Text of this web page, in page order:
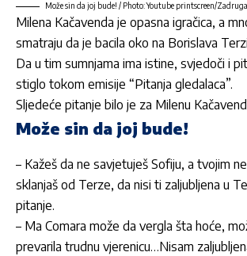
Može sin da joj bude! / Photo: Youtube printscreen/Zadruga
Milena Kačavenda je opasna igračica, a
smatraju da je bacila oko na Borislava
Da u tim sumnjama ima istine, svjedoči i
stiglo tokom emisije “Pitanja gledalaca”.
Sljedeće pitanje bilo je za Milenu
Može sin da joj bude!
– Kažeš da ne savjetuješ Sofiju, a tvojim
sklanjaš od Terze, da nisi ti zaljubljena u
pitanje.
– Ma Comara može da vergla šta hoće,
prevarila trudnu vjerenicu…Nisam